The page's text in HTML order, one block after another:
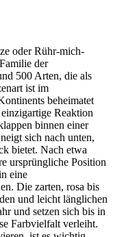
oder Rühr-mich-
der
500 Arten, die als
ist im
beheimatet
Reaktion
binnen einer
sich nach unten,
bietet. Nach etwa
ursprüngliche Position
eine
Die zarten, rosa bis
und leicht länglichen
und setzen sich bis in
Farbvielfalt verleiht.